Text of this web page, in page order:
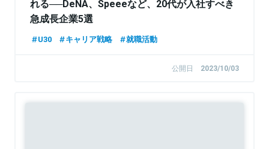
れる──DeNA、Speeeなど、20代が入社すべき
急成長企業5選
U30 キャリア戦略 就職活動
公開日 2023/10/03